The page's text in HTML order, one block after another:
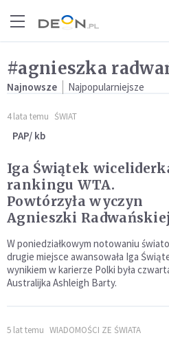
#agnieszka
Najnowsze Najpopularniejsze
4 lata temu ŚWIAT
PAP/ kb
Iga Świątek
rankingu WTA.
Powtórzyła wyczyn
Agnieszki Radwańskiej
W poniedziałkowym notowaniu
drugie miejsce awansowała Iga
wynikiem w karierze Polki była
Australijka Ashleigh Barty.
5 lat temu WIADOMOŚCI ZE ŚWIATA